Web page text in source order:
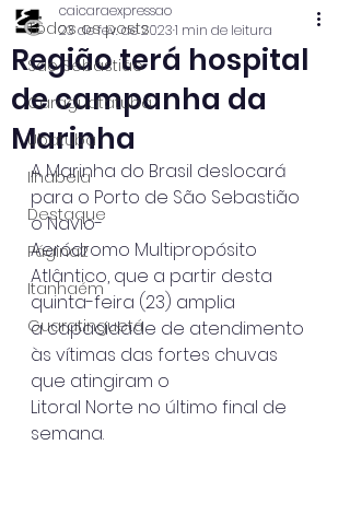
Todos os posts
São Sebastião
Caraguatatuba
Ubatuba
Ilhabela
Destaque
Página2
Itanhaém
Guaratinguetá
Região terá hospital
de campanha da
Marinha
caicaraexpressao
23 de fev. de 20231 min de leitura
A Marinha do Brasil deslocará
para o Porto de São Sebastião
o Navio-
Aeródromo Multipropósito
Atlântico, que a partir desta
quinta-feira (23) amplia
a capacidade de atendimento
às vítimas das fortes chuvas
que atingiram o
Litoral Norte no último final de
semana.